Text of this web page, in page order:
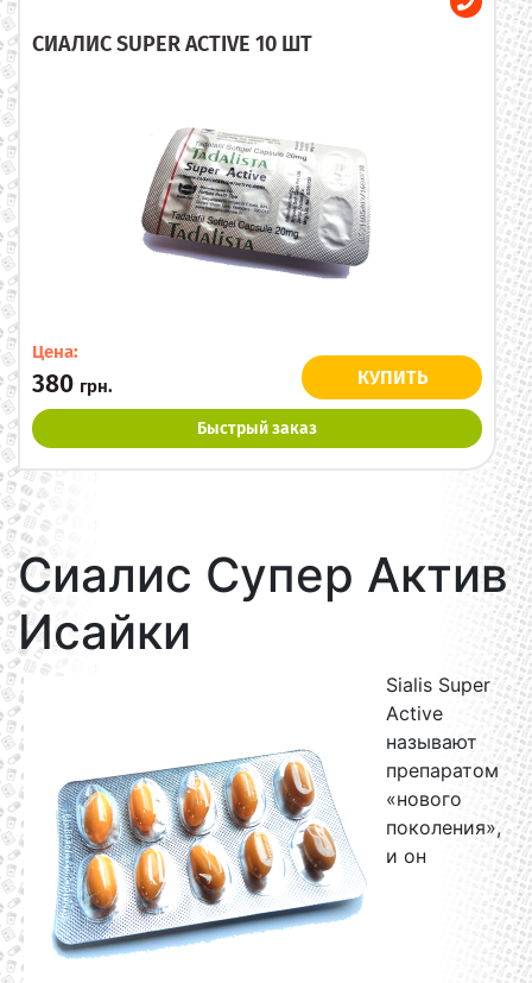
СИАЛИС SUPER ACTIVE 10 ШТ
Цена:
380 грн. КУПИТЬ
Быстрый заказ
Сиалис Супер Актив
Исайки
Sialis Super
Active
называют
препаратом
«нового
поколения»,
и он